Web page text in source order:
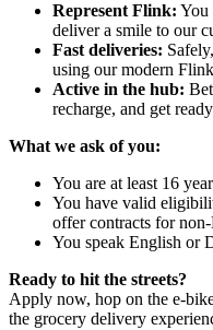
Represent Flink: You
deliver a smile to our
Fast deliveries:
using our modern
Active in the hub:
recharge, and get
What we ask of you:
You are at least 16
You have valid
offer contracts for
You speak English or
Ready to hit the streets?
Apply now, hop on the e-
the grocery delivery